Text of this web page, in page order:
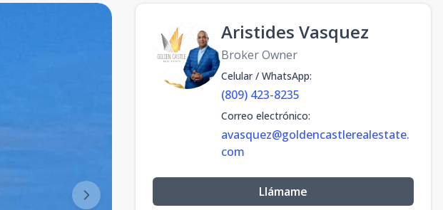
Aristides Vasquez
Broker Owner
Celular / WhatsApp:
(809) 423-8235
Correo electrónico:
avasquez@goldencastlerealestate.
com
Llámame